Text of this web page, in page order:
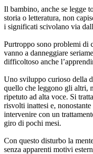
Il bambino, anche se legge
storia o letteratura, non
i significati scivolano via
Purtroppo sono problemi di
vanno a danneggiare
difficoltoso anche
Uno sviluppo curioso della
quello che leggono gli altri,
ripetuto ad alta voce. Si
risvolti inattesi e, nonostante
intervenire con un
giro di pochi mesi.
Con questo disturbo la
senza apparenti motivi